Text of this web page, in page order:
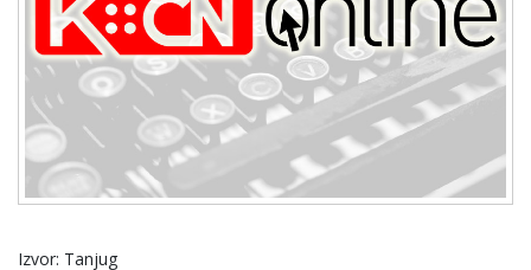
Izvor: Tanjug